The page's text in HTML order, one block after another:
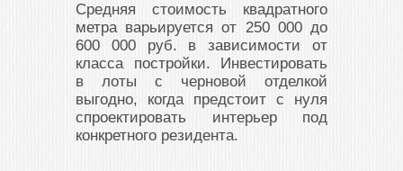
Средняя стоимость квадратного
метра варьируется от 250 000 до
600 000 руб. в зависимости от
класса постройки. Инвестировать
в лоты с черновой отделкой
выгодно, когда предстоит с нуля
спроектировать интерьер под
конкретного резидента.